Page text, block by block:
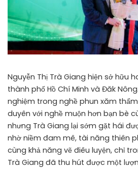
Nguyễn Thị Trà Giang hiện sở hữu
thành phố Hồ Chí Minh và Đăk
nghiệm trong nghề phun xăm
duyên với nghề muộn hơn bạn bè
nhưng Trà Giang lại sớm gặt hái
nhờ niềm đam mê, tài năng thiên
cùng khả năng vẽ điêu luyện, chỉ
Trà Giang đã thu hút được một